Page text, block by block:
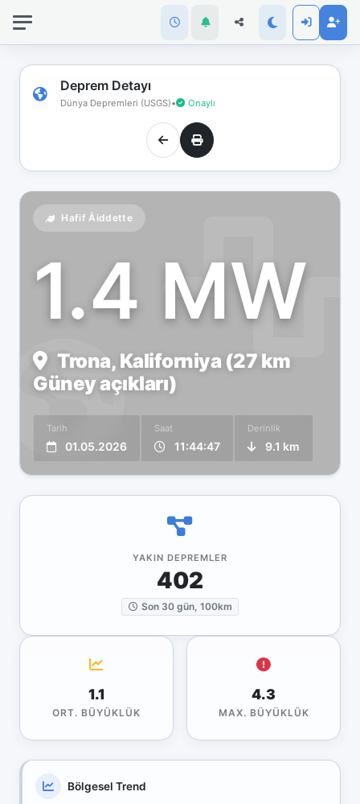
Deprem Detayı
Dünya Depremleri (USGS)• Onaylı
Hafif Åiddette
1.4 MW
Trona, Kaliforniya (27 km
Güney açıkları)
Tarih
01.05.2026
Saat
11:44:47
Derinlik
9.1 km
YAKIN DEPREMLER
402
Son 30 gün, 100km
1.1
ORT. BÜYÜKLÜK
4.3
MAX. BÜYÜKLÜK
Bölgesel Trend
bağlantınız
koptu!
Çevrimdışı
moddasınız.